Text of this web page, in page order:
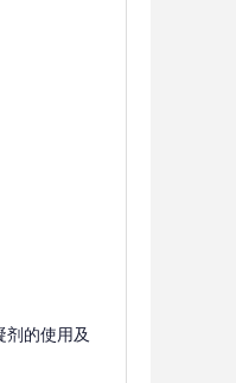
剂的使用及